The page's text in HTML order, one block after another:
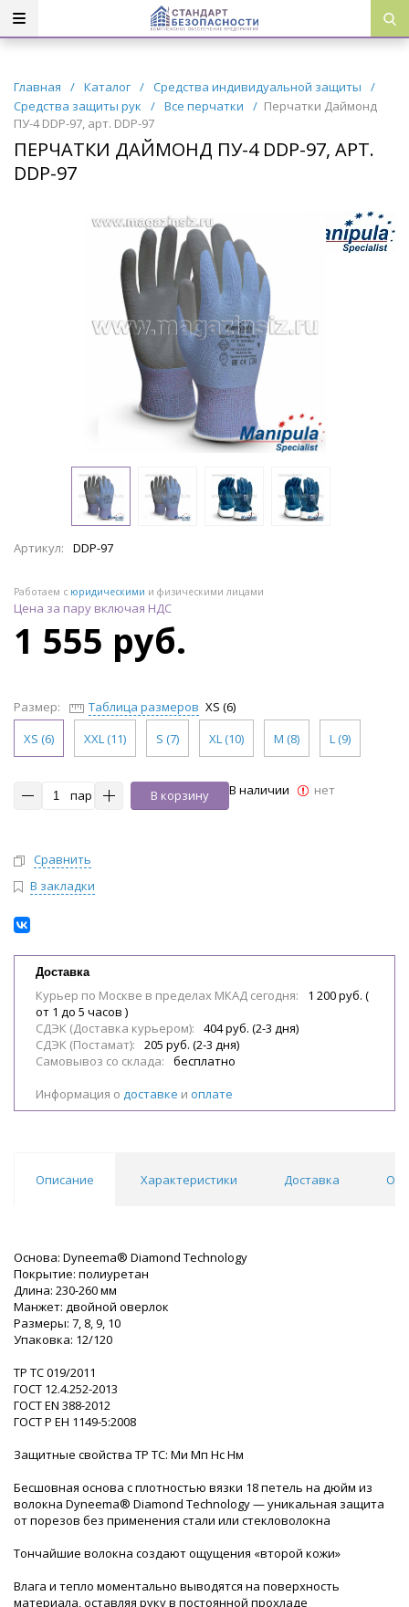
Главная / Каталог / Средства индивидуальной защиты
/
Средства защиты рук
/ Все перчатки / Перчатки Даймонд
ПУ-4 DDP-97, арт. DDP-97
ПЕРЧАТКИ ДАЙМОНД ПУ-4 DDP-97, АРТ.
DDP-97
Артикул: DDP-97
Работаем с юридическими и физическими лицами
Цена за пару включая НДС
1 555 руб.
Размер: Таблица размеров XS (6)
XS (6)
XXL (11) S (7) XL (10) M (8) L (9)
пар В корзину В наличии нет
Сравнить
В закладки
Доставка
Курьер по Москве в пределах МКАД сегодня:
1 200 руб. (
от 1 до 5 часов )
СДЭК (Доставка курьером):
404 руб. (2-3 дня)
СДЭК (Постамат):
205 руб. (2-3 дня)
Самовывоз со склада:
бесплатно
Информация о доставке и оплате
Описание Характеристики Доставка
Основа: Dyneema® Diamond Technology
Покрытие: полиуретан
Длина: 230-260 мм
Манжет: двойной оверлок
Размеры: 7, 8, 9, 10
Упаковка: 12/120
ТР ТС 019/2011
ГОСТ 12.4.252-2013
ГОСТ ЕN 388-2012
ГОСТ Р ЕН 1149-5:2008
Защитные свойства ТР ТС: Ми Мп Нс Нм
Бесшовная основа с плотностью вязки 18 петель на дюйм из
волокна Dyneema® Diamond Technology — уникальная защита
от порезов без применения стали или стекловолокна
Тончайшие волокна создают ощущения «второй кожи»
Влага и тепло моментально выводятся на поверхность
материала, оставляя руку в постоянной прохладе